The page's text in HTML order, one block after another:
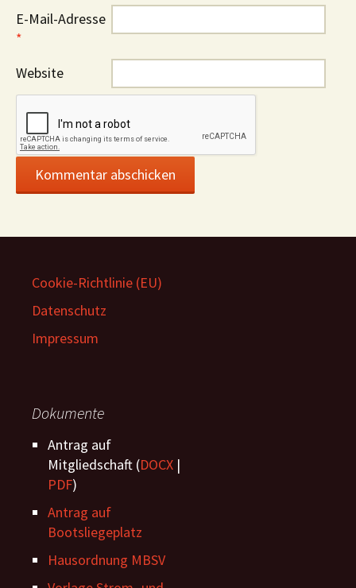
E-Mail-Adresse
*
Website
Cookie-Richtlinie (EU)
Datenschutz
Impressum
Dokumente
Antrag auf
Mitgliedschaft (DOCX |
PDF)
Antrag auf
Bootsliegeplatz
Hausordnung MBSV